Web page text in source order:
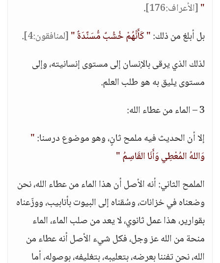
"[الأعراف:176]
.
بل أبلغ من ذلك:" كَأَنَّهُمْ خُشُبٌ مُّسَنَّدَةٌ "[لمنافقون:4] .
لذلك الذي يرقى بالإنسان إلى مستوى إنسانيته، وإلى
مستوى يليق به هو طلب العلم.
3 – الماء من عطاء الله:
إلا أن الحديث فيه ملمح ثانٍ، وهو موضوع درسنا:"
وَاللهُ المُعْطِي وَأَنَا القَاسِمُ "
الملمح الثاني: أنه الأصل أن هذا الماء من عطاء الله، نحن
وضعناه في خزانات، وسُقناه إلى البيوت بأنابيب، ووزّعناه
بقوارير، هذا عمل ثانوي، لا يعد من صلب الماء، الماء
منحة من الله عز وجل، فكل شيء الأصل أنه عطاء من
الله، نحن تفننا بعرضه، بتعليبه، بتغليفه، بوصوله، أما